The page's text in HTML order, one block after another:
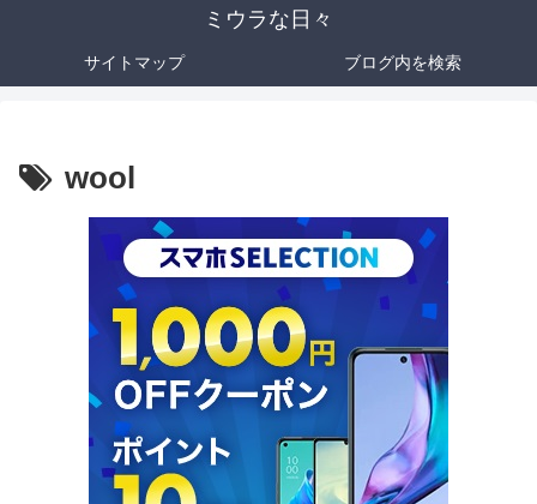
ミウラな日々
サイトマップ ブログ内を検索
wool